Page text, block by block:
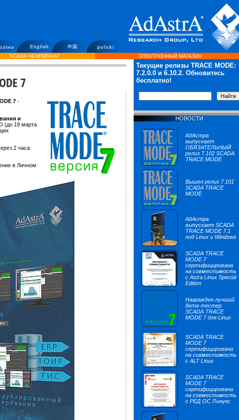
SCADA-ЧЕМПИОНАТ ЭЛЕКТРОННЫЙ МАГАЗИН
7
7 -
и
(до 19 марта
2 часа
в Личном
Текущие релизы TRACE MODE:
7.2.0.0 и 6.10.2. Обновитесь
бесплатно!
НОВОСТИ
АдАстра
выпускает
ОБЯЗАТЕЛЬНЫЙ
релиз 7.102 SCADA
TRACE MODE
Вышел релиз 7.101
SCADA TRACE
MODE
АдАстра
выпускает SCADA
TRACE MODE 7.1
под Linux и Windows
SCADA TRACE
MODE 7
сертифицирована
на совместимость
с Astra Linux Special
Edition
Награжден лучший
бета-тестер
SCADA TRACE
MODE 7 для Linux
SCADA TRACE
MODE 7
сертифицирована
на совместимость
с ALT Linux
SCADA TRACE
MODE 7
сертифицирована
на совместимость
с РЕД ОС Линукс